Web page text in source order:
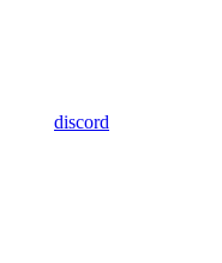
discord